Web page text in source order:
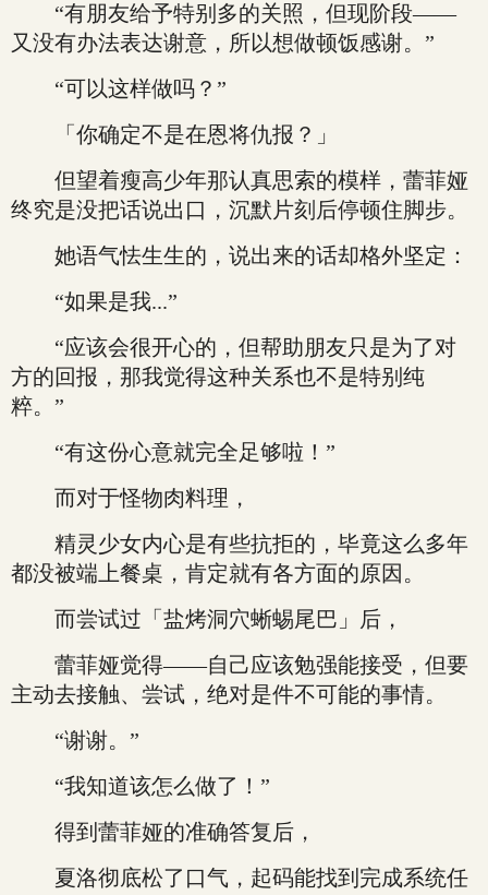
“有朋友给予特别多的关照，但现阶段——
又没有办法表达谢意，所以想做顿饭感谢。”
“可以这样做吗？”
「你确定不是在恩将仇报？」
但望着瘦高少年那认真思索的模样，蕾菲娅
终究是没把话说出口，沉默片刻后停顿住脚步。
她语气怯生生的，说出来的话却格外坚定：
“如果是我...”
“应该会很开心的，但帮助朋友只是为了对
方的回报，那我觉得这种关系也不是特别纯
粹。”
“有这份心意就完全足够啦！”
而对于怪物肉料理，
精灵少女内心是有些抗拒的，毕竟这么多年
都没被端上餐桌，肯定就有各方面的原因。
而尝试过「盐烤洞穴蜥蜴尾巴」后，
蕾菲娅觉得——自己应该勉强能接受，但要
主动去接触、尝试，绝对是件不可能的事情。
“谢谢。”
“我知道该怎么做了！”
得到蕾菲娅的准确答复后，
夏洛彻底松了口气，起码能找到完成系统任